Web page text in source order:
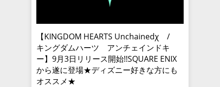
【KINGDOM HEARTS Unchainedχ /
キングダムハーツ アンチェインドキ
ー】9月3日リリース開始!!SQUARE ENIX
から遂に登場★ディズニー好きな方にも
オススメ★